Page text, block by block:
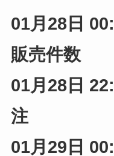
01月28日
販売件数
01月28日
注
01月29日